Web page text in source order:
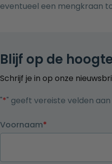
eventueel een mengkraan
Blijf op de
Schrijf je in op onze
"*" geeft vereiste velden aan
Voornaam*